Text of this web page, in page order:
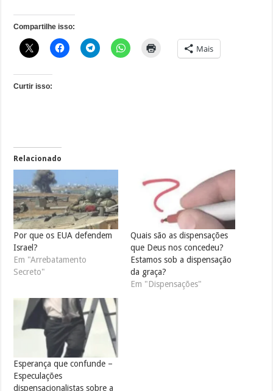
Compartilhe isso:
Mais
Curtir isso:
Relacionado
Por que os EUA defendem
Israel?
Em "Arrebatamento
Secreto"
Quais são as dispensações
que Deus nos concedeu?
Estamos sob a dispensação
da graça?
Em "Dispensações"
Esperança que confunde –
Especulações
dispensacionalistas sobre a